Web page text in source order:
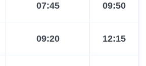
07:45 09:50
09:20 12:15